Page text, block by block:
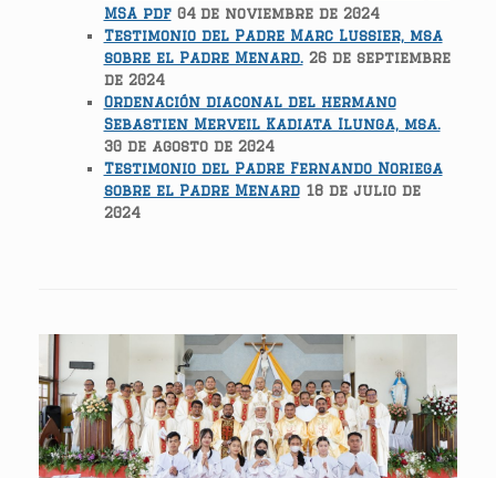
MSA pdf 04 de noviembre de 2024
Testimonio del Padre Marc Lussier, msa
sobre el Padre Menard. 26 de septiembre
de 2024
Ordenación diaconal del hermano
Sebastien Merveil Kadiata Ilunga, msa.
30 de agosto de 2024
Testimonio del Padre Fernando Noriega
sobre el Padre Menard 18 de julio de
2024